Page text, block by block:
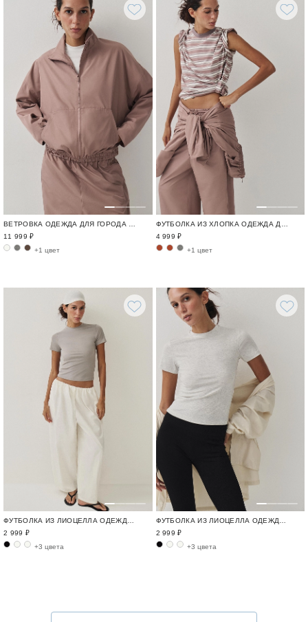
11 999 ₽
+1 цвет
4 999 ₽
+1 цвет
2 999 ₽
+3 цвета
2 999 ₽
+3 цвета